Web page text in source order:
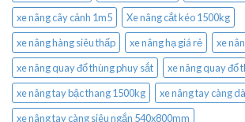
xe nâng cây cảnh 1m5
Xe nâng cắt kéo 1500kg
xe nâng hàng siêu thấp
xe nâng hạ giá rẻ
xe
xe nâng quay đổ thùng phuy sắt
xe nâng quay đổ
xe nâng tay bậc thang 1500kg
xe nâng tay càng
xe nâng tay càng siêu ngắn 540x800mm